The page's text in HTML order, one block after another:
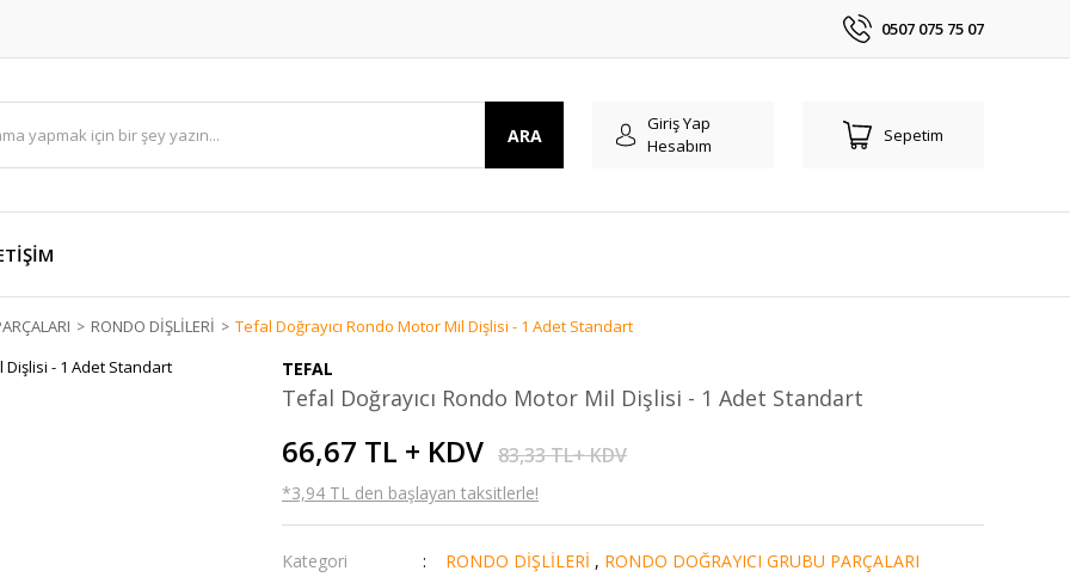
0507 075 75 07
ARA
Giriş Yap
Hesabım
Sepetim
RONDO DİŞLİLERİ Tefal Doğrayıcı Rondo Motor Mil Dişlisi - 1 Adet Standart
TEFAL
Tefal Doğrayıcı Rondo Motor Mil Dişlisi - 1 Adet Standart
66,67 TL + KDV 83,33 TL+ KDV
*3,94 TL den başlayan taksitlerle!
Kategori RONDO DİŞLİLERİ , RONDO DOĞRAYICI GRUBU PARÇALARI